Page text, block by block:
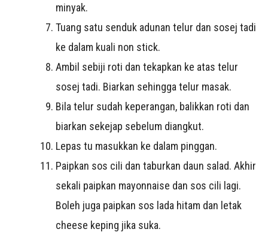
minyak.
Tuang satu senduk adunan telur dan sosej tadi
ke dalam kuali non stick.
Ambil sebiji roti dan tekapkan ke atas telur
sosej tadi. Biarkan sehingga telur masak.
Bila telur sudah keperangan, balikkan roti dan
biarkan sekejap sebelum diangkut.
Lepas tu masukkan ke dalam pinggan.
Paipkan sos cili dan taburkan daun salad. Akhir
sekali paipkan mayonnaise dan sos cili lagi.
Boleh juga paipkan sos lada hitam dan letak
cheese keping jika suka.